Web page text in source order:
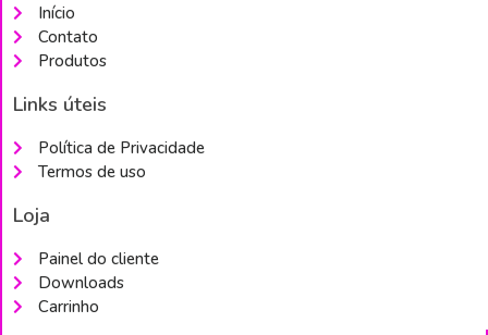
Início
Contato
Produtos
Links úteis
Política de Privacidade
Termos de uso
Loja
Painel do cliente
Downloads
Carrinho